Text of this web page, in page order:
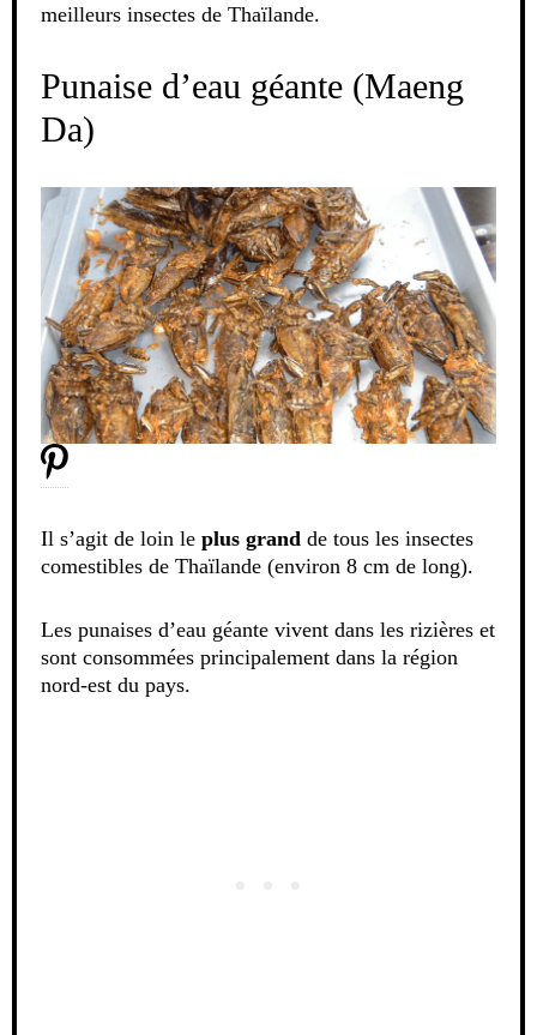
meilleurs insectes de Thaïlande.
Punaise d’eau géante (Maeng
Da)
Il s’agit de loin le plus grand de tous les insectes
comestibles de Thaïlande (environ 8 cm de long).
Les punaises d’eau géante vivent dans les rizières et
sont consommées principalement dans la région
nord-est du pays.